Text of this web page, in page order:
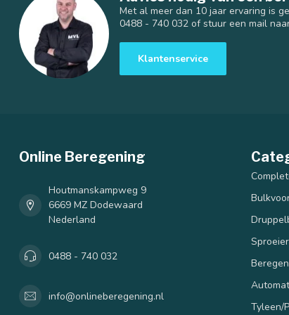
Met al meer dan 10 jaar ervaring is
0488 - 740 032 of stuur een mail
Klantenservice
Online Beregening
Houtmanskampweg 9
6669 MZ Dodewaard
Nederland
0488 - 740 032
info@onlineberegening.nl
Tyleen/